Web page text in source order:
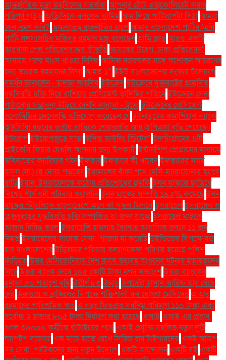
আন্তর্জাতিক মুদ্রা তহবিলের সতর্কতাআপনার ঠোঁট এক্সফোলিয়েট করার
পরিপূর্ণ গাইডআফ্রিদিকে বললেন তামিমআম দিয়ে পাটিসাপটা পিঠাআমরা
কেন ভ্রমণ করি? আমলাতন্ত্র রাজনীতির চাপেআমার বাংলাদেশ পার্টির (এবি
পার্টি) সদস্যসচিব মজিবুর রহমান মঞ্জু বলেছেনআমি ক্লান্তআরও একটি
কারখানা পেল পরিবেশবান্ধব স্বীকৃতিআসকের উদ্বেগ: ঢাকা প্রতিবেদন"
আসামে গরুর মাংস খাওয়া নিষিদ্ধআসিফ নজরুলের সঙ্গে অশোভন আচরণের
জন্য তারেক রহমানের নিন্দাআহত ১".ইইউ বাংলাদেশের সংস্কার উদ্যোগে
সমর্থন জানালেন - হাদজা লাহবিবইউক্রেনইউক্রেনে যুক্তরাষ্ট্রের প্রস্তাবিত
যুদ্ধবিরতি চুক্তি নিয়ে রাশিয়ার প্রেসিডেন্ট ভ্লাদিমির পুতিনেইউক্রেনে সেনা
পাঠানোর সম্ভাবনা উড়িয়ে দেননি কানাডা - ট্রুডোইউক্রেনের প্রেসিডেন্ট
ভলোদিমির জেলেনস্কি অভিযোগ করেছেন যেইউনাইটেড কমার্শিয়াল ব্যাংক
(ইউসিবি) বছরের তৃতীয় প্রান্তিকে শেয়ারপ্রতি আয় (ইপিএস) বৃদ্ধি পেয়েছে।
ইউরোপইউরোপজুড়ে সাড়াইঙ্গিত ডাউনিং স্ট্রিটের" ইনস্টাগ্রামের ৬টি
প্রাইভেসি ফিচার যেগুলি আপনার জন্য উপকারীইন্টার্নশিপ প্রোগ্রামের মাধ্যমে
ভবিষ্যতের ক্যারিয়ার গঠনইফতারইফতারে কী খাবেনইফতারের সময়
রাসুল (সা.) যে দোয়া পড়তেনইয়ামালের বাঁকা পথে মেসি-ম্যারাডোনার স্বপ্নের
বাড়িইরান: ইসরায়েলকে কঠোর প্রতিশোধের হুমকিইলন মাস্ককে ছাড়িয়ে
বিশ্বের শীর্ষ ধনী পরিবার ওয়ালটনইলন মাস্কের সম্পত্তি ১৯.২% কমেছেইলন
মাস্কের স্টারলিংক বাংলাদেশে এলে কী সুফল মিলবেইসরায়েলইসরায়েল ও
হেজবুল্লাহর যুদ্ধবিরতি চুক্তি সম্পর্কিত যা জানা যাচ্ছেইসরায়েল মাইকে
আজান নিষিদ্ধ করলইসরায়েলি হামলায় বৈরুতে আবাসিক ভবনে ১১ জন
নিহতইসরায়েলের সাবেক সেনা: 'গাজায় যা করেছিউইন্ডিজের বিপক্ষে বড়
হার বাংলাদেশেরউড়িরচরে পরিবার কল্যাণকেন্দ্র পরিণত হয়েছে পুলিশ
ফাঁড়িতেউত্তর মেসিডোনিয়ায় নৈশ ক্লাবে ভয়াবহ আগুনের ঘটনায় হতাহতদের
নিয়েউত্তরা ব্যাংক দেবে ১৪৫ কোটি টাকা নগদ লভ্যাংশউত্তরা ব্যাংকের
মুনাফা ৫০ শতাংশ বৃদ্ধিউত্তীর্ণ ৮৩উদ্ধারউপদেষ্টা হাসান আরিফ আর বেঁচে
নেইউরুগুয়ে ও ব্রাজিলের বিপক্ষে শক্তিশালী দল ঘোষণা মেসিদেরএ আর
রহমানের পারিশ্রমিক কতএ বছর ফিতরার সর্বনিম্ন পরিমাণ ১১০ টাকা এবং
সর্বোচ্চ ২ হাজার ৮০৫ টাকা নির্ধারণ করা হয়েছেএআইএআই এর প্রভাব:
গুগল ৩০০০০ কর্মীকে ছাঁটাইয়ের পথেএআই প্রযুক্তি সম্বলিত নতুন দুটি
ল্যাপটপ বাজারেএক ম্যাচ হাতে রেখে সিরিজ জয় টাইগারদেরএকই অ্যাপে
সব সেবা: পর্যটকদের জন্য নতুন উদ্যোগএকটি আন্দোলনএকটি বইএকটি